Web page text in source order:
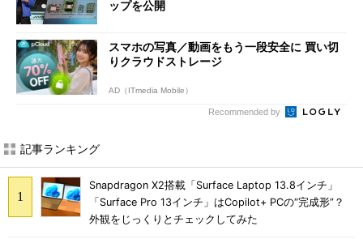
ップを公開
スマホの写真／動画をもう一段安全に 買い切
りクラウドストレージ
AD（ITmedia Mobile）
Recommended by
記事ランキング
Snapdragon X2搭載「Surface Laptop 13.8インチ」
「Surface Pro 13インチ」はCopilot+ PCの“完成形”？
外観をじっくりとチェックしてみた